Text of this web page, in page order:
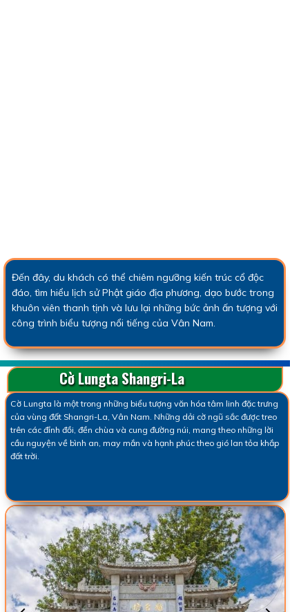
Đến đây, du khách có thể chiêm ngưỡng kiến trúc cổ độc
đáo, tìm hiểu lịch sử Phật giáo địa phương, dạo bước trong
khuôn viên thanh tịnh và lưu lại những bức ảnh ấn tượng với
công trình biểu tượng nổi tiếng của Vân Nam.
Cờ Lungta Shangri-La
Cờ Lungta là một trong những biểu tượng văn hóa tâm linh đặc trưng
của vùng đất Shangri-La, Vân Nam. Những dải cờ ngũ sắc được treo
trên các đỉnh đồi, đền chùa và cung đường núi, mang theo những lời
cầu nguyện về bình an, may mắn và hạnh phúc theo gió lan tỏa khắp
đất trời.